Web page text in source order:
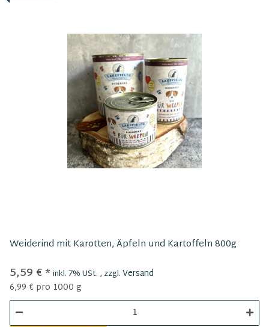
Weiderind mit Karotten, Äpfeln und Kartoffeln 800g
5,59 €*inkl. 7% USt. , zzgl.Versand
6,99 € pro 1000 g